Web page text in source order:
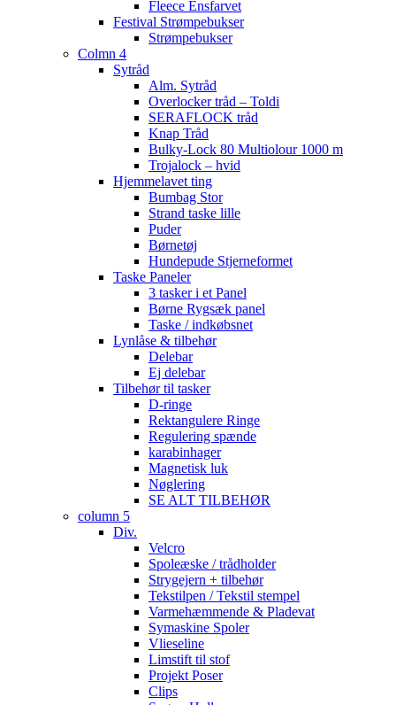
Fleece Ensfarvet
Festival Strømpebukser
Strømpebukser
Colmn 4
Sytråd
Alm. Sytråd
Overlocker tråd – Toldi
SERAFLOCK tråd
Knap Tråd
Bulky-Lock 80 Multiolour 1000 m
Trojalock – hvid
Hjemmelavet ting
Bumbag Stor
Strand taske lille
Puder
Børnetøj
Hundepude Stjerneformet
Taske Paneler
3 tasker i et Panel
Børne Rygsæk panel
Taske / indkøbsnet
Lynlåse & tilbehør
Delebar
Ej delebar
Tilbehør til tasker
D-ringe
Rektangulere Ringe
Regulering spænde
karabinhager
Magnetisk luk
Nøglering
SE ALT TILBEHØR
column 5
Div.
Velcro
Spoleæske / trådholder
Strygejern + tilbehør
Tekstilpen / Tekstil stempel
Varmehæmmende & Pladevat
Symaskine Spoler
Vlieseline
Limstift til stof
Projekt Poser
Clips